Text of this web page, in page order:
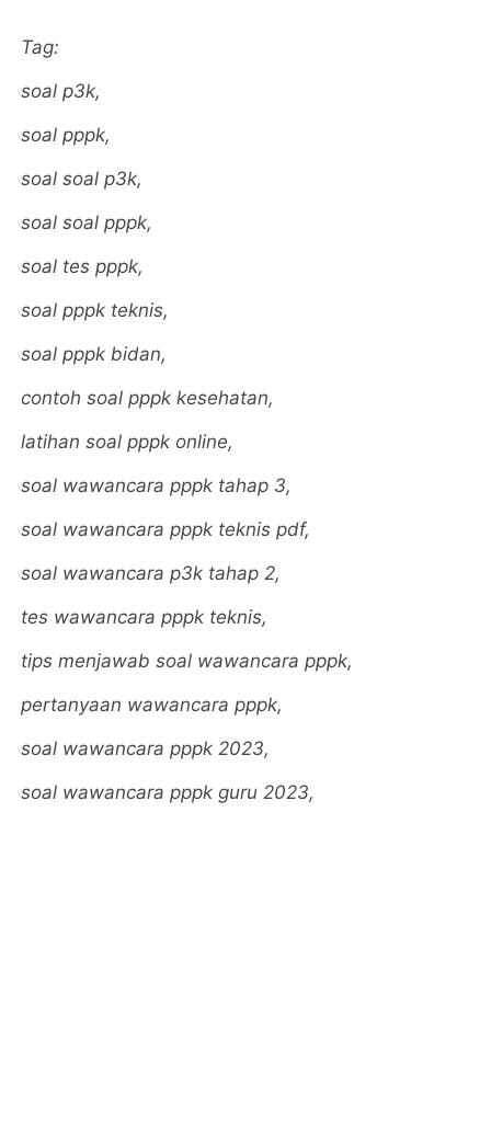
Tag:
soal p3k,
soal pppk,
soal soal p3k,
soal soal pppk,
soal tes pppk,
soal pppk teknis,
soal pppk bidan,
contoh soal pppk kesehatan,
latihan soal pppk online,
soal wawancara pppk tahap 3,
soal wawancara pppk teknis pdf,
soal wawancara p3k tahap 2,
tes wawancara pppk teknis,
tips menjawab soal wawancara pppk,
pertanyaan wawancara pppk,
soal wawancara pppk 2023,
soal wawancara pppk guru 2023,